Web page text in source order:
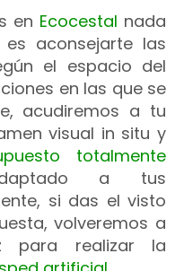
en Ecocestal nada
aconsejarte las
el espacio del
en las que se
acudiremos a tu
visual in situ y
totalmente
a tus
si das el visto
volveremos a
para realizar la